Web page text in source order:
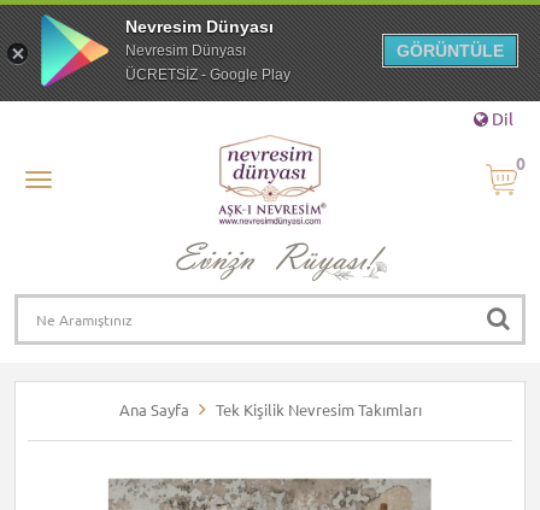
Dil
0
Ana Sayfa Tek Kişilik Nevresim Takımları
Nevresim Dünyası
Nevresim Dünyası
ÜCRETSİZ - Google Play
GÖRÜNTÜLE